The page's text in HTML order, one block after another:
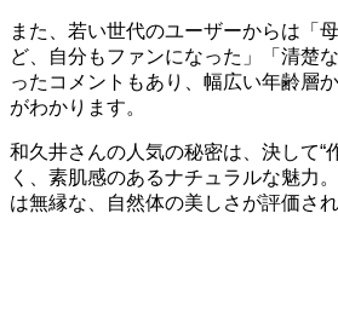
また、若い世代のユーザーからは「
ど、自分もファンになった」「清楚
ったコメントもあり、幅広い年齢層
がわかります。
和久井さんの人気の秘密は、決して“
く、素肌感のあるナチュラルな魅力
は無縁な、自然体の美しさが評価され